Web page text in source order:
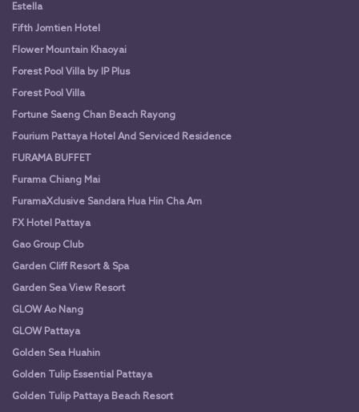
Estella
Fifth Jomtien Hotel
Flower Mountain Khaoyai
Forest Pool Villa by IP Plus
Forest Pool Villa
Fortune Saeng Chan Beach Rayong
Fourium Pattaya Hotel And Serviced Residence
FURAMA BUFFET
Furama Chiang Mai
FuramaXclusive Sandara Hua Hin Cha Am
FX Hotel Pattaya
Gao Group Club
Garden Cliff Resort & Spa
Garden Sea View Resort
GLOW Ao Nang
GLOW Pattaya
Golden Sea Huahin
Golden Tulip Essential Pattaya
Golden Tulip Pattaya Beach Resort